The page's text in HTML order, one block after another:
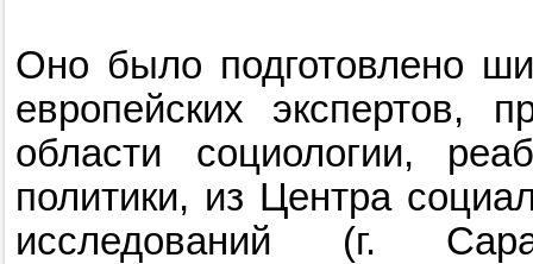
Оно было подготовлено
европейских экспертов,
области социологии,
политики, из Центра
исследований (г.